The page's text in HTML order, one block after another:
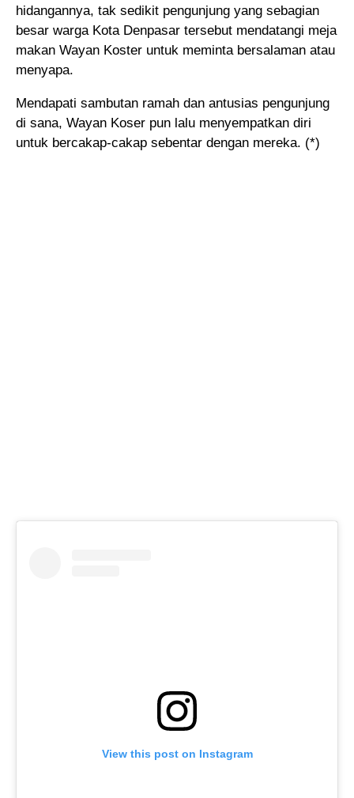
hidangannya, tak sedikit pengunjung yang sebagian
besar warga Kota Denpasar tersebut mendatangi meja
makan Wayan Koster untuk meminta bersalaman atau
menyapa.
Mendapati sambutan ramah dan antusias pengunjung
di sana, Wayan Koser pun lalu menyempatkan diri
untuk bercakap-cakap sebentar dengan mereka. (*)
View this post on Instagram